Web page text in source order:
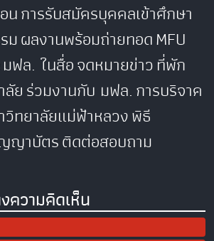
นการรับสมัครบุคคลเข้าศึกษา
มผลงานพร้อมถ่ายทอดMFU
มฟล. ในสื่อจดหมายข่าวที่พัก
ลัยร่วมงานกับ มฟล.การบริจาค
ทยาลัยแม่ฟ้าหลวงพิธี
ญาบัตรติดต่อสอบถาม
ความคิดเห็น